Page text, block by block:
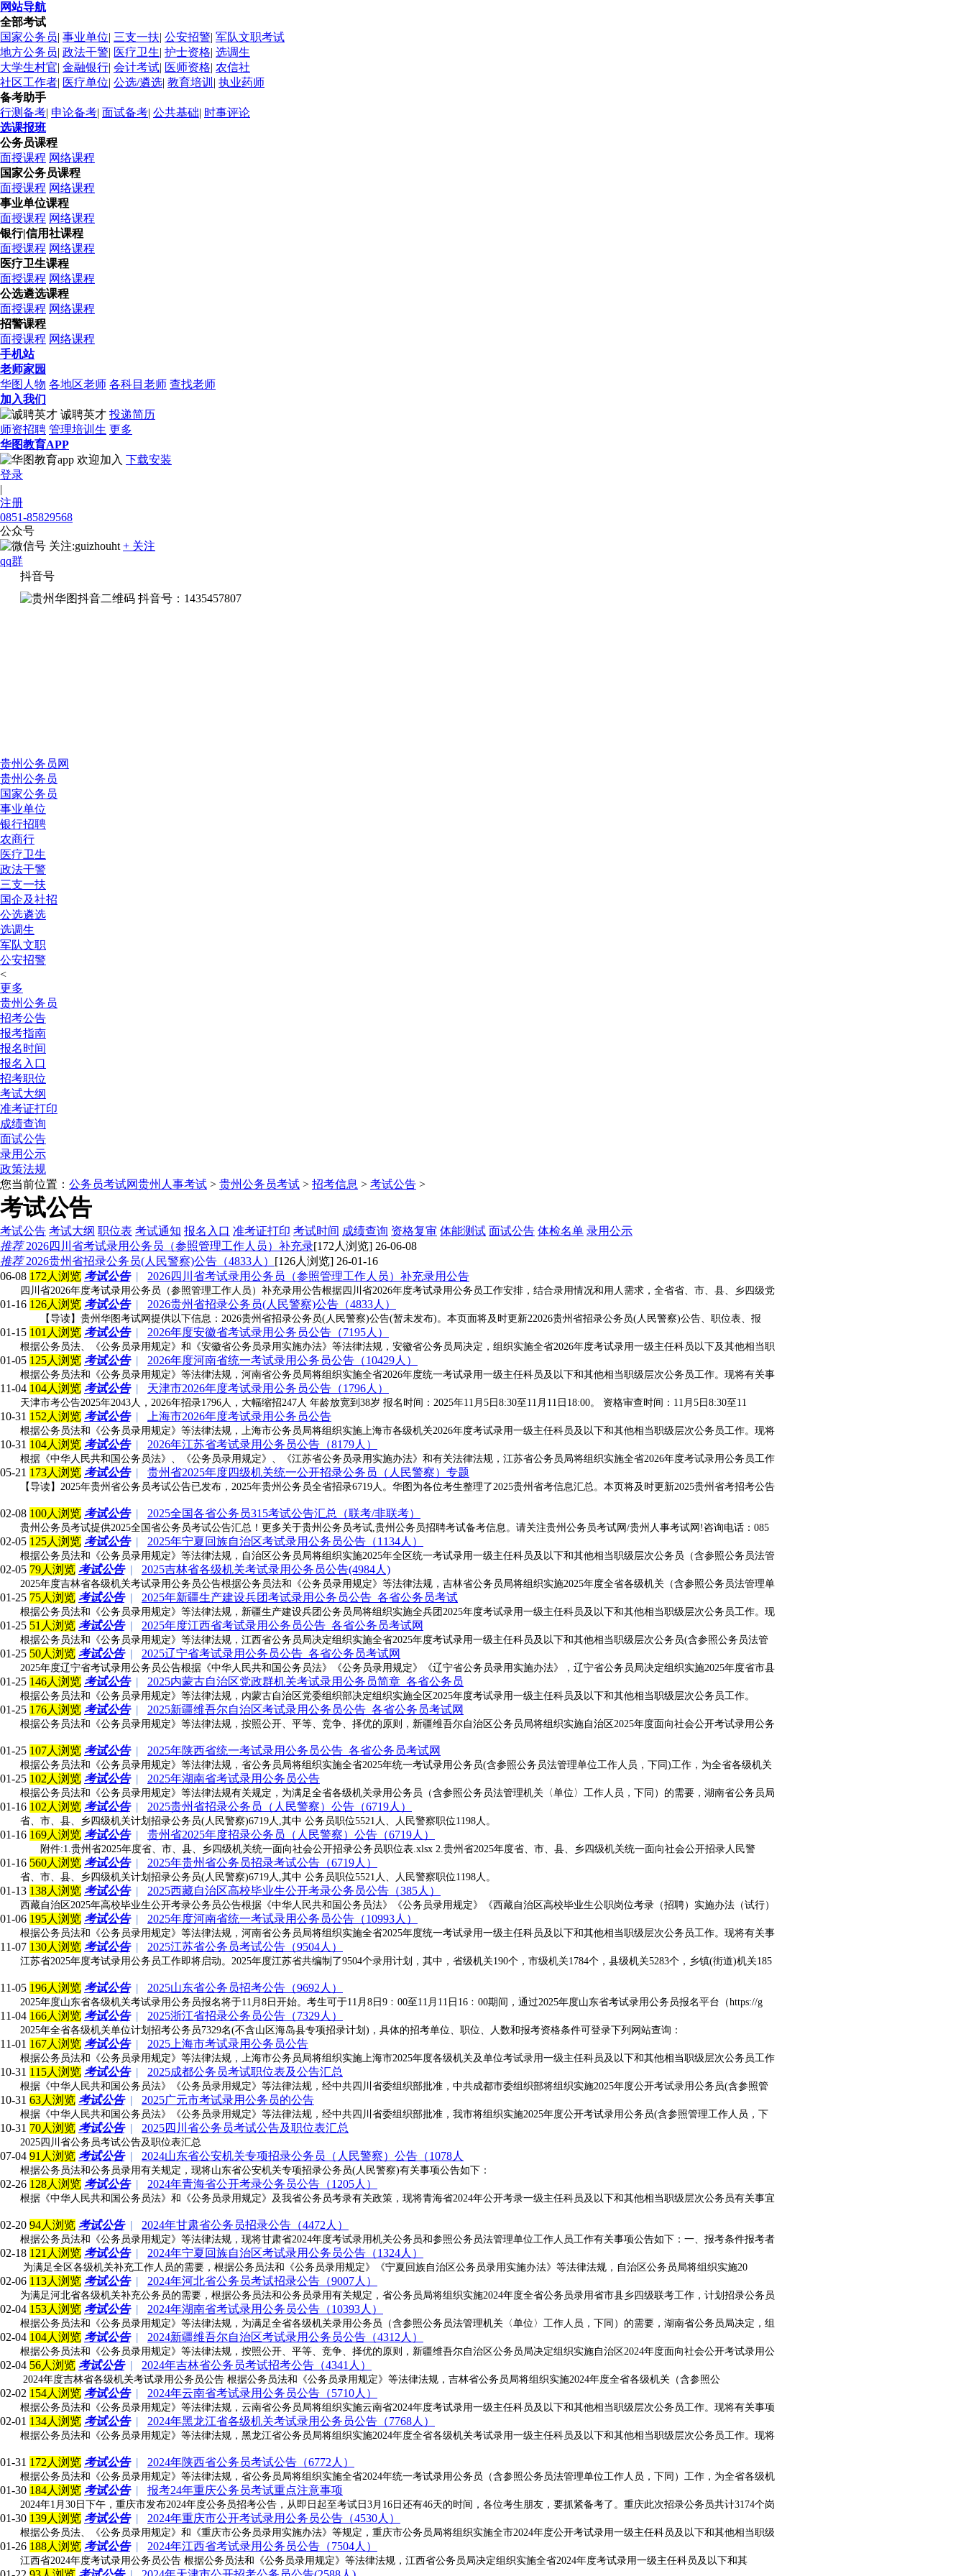
网站导航
全部考试
国家公务员| 事业单位| 三支一扶| 公安招警| 军队文职考试
地方公务员| 政法干警| 医疗卫生| 护士资格| 选调生
大学生村官| 金融银行| 会计考试| 医师资格| 农信社
社区工作者| 医疗单位| 公选/遴选| 教育培训 | 执业药师
备考助手
行测备考| 申论备考| 面试备考| 公共基础| 时事评论
选课报班
公务员课程
面授课程 网络课程
国家公务员课程
面授课程 网络课程
事业单位课程
面授课程 网络课程
银行|信用社课程
面授课程 网络课程
医疗卫生课程
面授课程 网络课程
公选遴选课程
面授课程 网络课程
招警课程
面授课程 网络课程
手机站
老师家园
华图人物 各地区老师 各科目老师 查找老师
加入我们
诚聘英才 投递简历
师资招聘 管理培训生 更多
华图教育APP
欢迎加入 下载安装
登录
|
注册
0851-85829568
公众号
关注:guizhouht + 关注
qq群
抖音号
抖音号：1435457807
贵州公务员网
贵州公务员
国家公务员
事业单位
银行招聘
农商行
医疗卫生
政法干警
三支一扶
国企及社招
公选遴选
选调生
军队文职
公安招警
<
更多
贵州公务员
招考公告
报考指南
报名时间
报名入口
招考职位
考试大纲
准考证打印
成绩查询
面试公告
录用公示
政策法规
您当前位置： 公务员考试网贵州人事考试 > 贵州公务员考试 > 招考信息 > 考试公告 >
考试公告
考试公告 考试大纲 职位表 考试通知 报名入口 准考证打印 考试时间 成绩查询 资格复审 体能测试 面试公告 体检名单 录用公示
推荐2026四川省考试录用公务员（参照管理工作人员）补充录[172人浏览] 26-06-08
推荐2026贵州省招录公务员(人民警察)公告（4833人） [126人浏览] 26-01-16
06-08 172人浏览 考试公告| 2026四川省考试录用公务员（参照管理工作人员）补充录用公告
四川省2026年度考试录用公务员（参照管理工作人员）补充录用公告根据四川省2026年度考试录用公务员工作安排，结合录用情况和用人需求，全省省、市、县、乡四级党
01-16 126人浏览 考试公告| 2026贵州省招录公务员(人民警察)公告（4833人）
【导读】贵州华图考试网提供以下信息：2026贵州省招录公务员(人民警察)公告(暂未发布)。本页面将及时更新22026贵州省招录公务员(人民警察)公告、职位表、报
01-15 101人浏览 考试公告| 2026年度安徽省考试录用公务员公告（7195人）
根据公务员法、《公务员录用规定》和《安徽省公务员录用实施办法》等法律法规，安徽省公务员局决定，组织实施全省2026年度考试录用一级主任科员以下及其他相当职
01-05 125人浏览 考试公告| 2026年度河南省统一考试录用公务员公告（10429人）
根据公务员法和《公务员录用规定》等法律法规，河南省公务员局将组织实施全省2026年度统一考试录用一级主任科员及以下和其他相当职级层次公务员工作。现将有关事
11-04 104人浏览 考试公告| 天津市2026年度考试录用公务员公告（1796人）
天津市考公告2025年2043人，2026年招录1796人，大幅缩招247人 年龄放宽到38岁 报名时间：2025年11月5日8:30至11月11日18:00。 资格审查时间：11月5日8:30至11
10-31 152人浏览 考试公告| 上海市2026年度考试录用公务员公告
根据公务员法和《公务员录用规定》等法律法规，上海市公务员局将组织实施上海市各级机关2026年度考试录用一级主任科员及以下和其他相当职级层次公务员工作。现将
10-31 104人浏览 考试公告| 2026年江苏省考试录用公务员公告（8179人）
根据《中华人民共和国公务员法》、《公务员录用规定》、《江苏省公务员录用实施办法》和有关法律法规，江苏省公务员局将组织实施全省2026年度考试录用公务员工作
05-21 173人浏览 考试公告| 贵州省2025年度四级机关统一公开招录公务员（人民警察）专题
【导读】2025年贵州省公务员考试公告已发布，2025年贵州公务员全省招录6719人。华图为各位考生整理了2025贵州省考信息汇总。本页将及时更新2025贵州省考招考公告
02-08 100人浏览 考试公告| 2025全国各省公务员315考试公告汇总（联考/非联考）
贵州公务员考试提供2025全国省公务员考试公告汇总！更多关于贵州公务员考试,贵州公务员招聘考试备考信息。请关注贵州公务员考试网/贵州人事考试网!咨询电话：085
02-05 125人浏览 考试公告| 2025年宁夏回族自治区考试录用公务员公告（1134人）
根据公务员法和《公务员录用规定》等法律法规，自治区公务员局将组织实施2025年全区统一考试录用一级主任科员及以下和其他相当职级层次公务员（含参照公务员法管
02-05 79人浏览 考试公告| 2025吉林省各级机关考试录用公务员公告(4984人)
2025年度吉林省各级机关考试录用公务员公告根据公务员法和《公务员录用规定》等法律法规，吉林省公务员局将组织实施2025年度全省各级机关（含参照公务员法管理单
01-25 75人浏览 考试公告| 2025年新疆生产建设兵团考试录用公务员公告_各省公务员考试
根据公务员法和《公务员录用规定》等法律法规，新疆生产建设兵团公务员局将组织实施全兵团2025年度考试录用一级主任科员及以下和其他相当职级层次公务员工作。现
01-25 51人浏览 考试公告| 2025年度江西省考试录用公务员公告_各省公务员考试网
根据公务员法和《公务员录用规定》等法律法规，江西省公务员局决定组织实施全省2025年度考试录用一级主任科员及以下和其他相当职级层次公务员(含参照公务员法管
01-25 50人浏览 考试公告| 2025辽宁省考试录用公务员公告_各省公务员考试网
2025年度辽宁省考试录用公务员公告根据《中华人民共和国公务员法》《公务员录用规定》《辽宁省公务员录用实施办法》，辽宁省公务员局决定组织实施2025年度省市县
01-25 146人浏览 考试公告| 2025内蒙古自治区党政群机关考试录用公务员简章_各省公务员
根据公务员法和《公务员录用规定》等法律法规，内蒙古自治区党委组织部决定组织实施全区2025年度考试录用一级主任科员及以下和其他相当职级层次公务员工作。
01-25 176人浏览 考试公告| 2025新疆维吾尔自治区考试录用公务员公告_各省公务员考试网
根据公务员法和《公务员录用规定》等法律法规，按照公开、平等、竞争、择优的原则，新疆维吾尔自治区公务员局将组织实施自治区2025年度面向社会公开考试录用公务
01-25 107人浏览 考试公告| 2025年陕西省统一考试录用公务员公告_各省公务员考试网
根据公务员法和《公务员录用规定》等法律法规，省公务员局将组织实施全省2025年统一考试录用公务员(含参照公务员法管理单位工作人员，下同)工作，为全省各级机关
01-25 102人浏览 考试公告| 2025年湖南省考试录用公务员公告
根据公务员法和《公务员录用规定》等法律法规有关规定，为满足全省各级机关录用公务员（含参照公务员法管理机关〈单位〉工作人员，下同）的需要，湖南省公务员局
01-16 102人浏览 考试公告| 2025贵州省招录公务员（人民警察）公告（6719人）
省、市、县、乡四级机关计划招录公务员(人民警察)6719人,其中 公务员职位5521人、人民警察职位1198人。
01-16 169人浏览 考试公告| 贵州省2025年度招录公务员（人民警察）公告（6719人）
附件:1.贵州省2025年度省、市、县、乡四级机关统一面向社会公开招录公务员职位表.xlsx 2.贵州省2025年度省、市、县、乡四级机关统一面向社会公开招录人民警
01-16 560人浏览 考试公告| 2025年贵州省公务员招录考试公告（6719人）
省、市、县、乡四级机关计划招录公务员(人民警察)6719人,其中 公务员职位5521人、人民警察职位1198人。
01-13 138人浏览 考试公告| 2025西藏自治区高校毕业生公开考录公务员公告（385人）
西藏自治区2025年高校毕业生公开考录公务员公告根据《中华人民共和国公务员法》《公务员录用规定》《西藏自治区高校毕业生公职岗位考录（招聘）实施办法（试行）
01-06 195人浏览 考试公告| 2025年度河南省统一考试录用公务员公告（10993人）
根据公务员法和《公务员录用规定》等法律法规，河南省公务员局将组织实施全省2025年度统一考试录用一级主任科员及以下和其他相当职级层次公务员工作。现将有关事
11-07 130人浏览 考试公告| 2025江苏省公务员考试公告（9504人）
江苏省2025年度考试录用公务员工作即将启动。2025年度江苏省共编制了9504个录用计划，其中，省级机关190个，市级机关1784个，县级机关5283个，乡镇(街道)机关185
11-05 196人浏览 考试公告| 2025山东省公务员招考公告（9692人）
2025年度山东省各级机关考试录用公务员报名将于11月8日开始。考生可于11月8日9﹕00至11月11日16﹕00期间，通过2025年度山东省考试录用公务员报名平台（https://g
11-04 166人浏览 考试公告| 2025浙江省招录公务员公告（7329人）
2025年全省各级机关单位计划招考公务员7329名(不含山区海岛县专项招录计划)，具体的招考单位、职位、人数和报考资格条件可登录下列网站查询：
11-01 167人浏览 考试公告| 2025上海市考试录用公务员公告
根据公务员法和《公务员录用规定》等法律法规，上海市公务员局将组织实施上海市2025年度各级机关及单位考试录用一级主任科员及以下和其他相当职级层次公务员工作
10-31 115人浏览 考试公告| 2025成都公务员考试职位表及公告汇总
根据《中华人民共和国公务员法》《公务员录用规定》等法律法规，经中共四川省委组织部批准，中共成都市委组织部将组织实施2025年度公开考试录用公务员(含参照管
10-31 63人浏览 考试公告| 2025广元市考试录用公务员的公告
根据《中华人民共和国公务员法》《公务员录用规定》等法律法规，经中共四川省委组织部批准，我市将组织实施2025年度公开考试录用公务员(含参照管理工作人员，下
10-31 70人浏览 考试公告| 2025四川省公务员考试公告及职位表汇总
2025四川省公务员考试公告及职位表汇总
07-04 91人浏览 考试公告| 2024山东省公安机关专项招录公务员（人民警察）公告（1078人
根据公务员法和公务员录用有关规定，现将山东省公安机关专项招录公务员(人民警察)有关事项公告如下：
02-26 128人浏览 考试公告| 2024年青海省公开考录公务员公告（1205人）
根据《中华人民共和国公务员法》和《公务员录用规定》及我省公务员考录有关政策，现将青海省2024年公开考录一级主任科员及以下和其他相当职级层次公务员有关事宜
02-20 94人浏览 考试公告| 2024年甘肃省公务员招录公告（4472人）
根据公务员法和《公务员录用规定》等法律法规，现将甘肃省2024年度考试录用机关公务员和参照公务员法管理单位工作人员工作有关事项公告如下：一、报考条件报考者
02-18 121人浏览 考试公告| 2024年宁夏回族自治区考试录用公务员公告（1324人）
为满足全区各级机关补充工作人员的需要，根据公务员法和《公务员录用规定》《宁夏回族自治区公务员录用实施办法》等法律法规，自治区公务员局将组织实施20
02-06 113人浏览 考试公告| 2024年河北省公务员考试招录公告（9007人）
为满足河北省各级机关补充公务员的需要，根据公务员法和公务员录用有关规定，省公务员局将组织实施2024年度全省公务员录用省市县乡四级联考工作，计划招录公务员
02-04 153人浏览 考试公告| 2024年湖南省考试录用公务员公告（10393人）
根据公务员法和《公务员录用规定》等法律法规，为满足全省各级机关录用公务员（含参照公务员法管理机关〈单位〉工作人员，下同）的需要，湖南省公务员局决定，组
02-04 104人浏览 考试公告| 2024新疆维吾尔自治区考试录用公务员公告（4312人）
根据公务员法和《公务员录用规定》等法律法规，按照公开、平等、竞争、择优的原则，新疆维吾尔自治区公务员局决定组织实施自治区2024年度面向社会公开考试录用公
02-04 56人浏览 考试公告| 2024年吉林省公务员考试招考公告（4341人）
2024年度吉林省各级机关考试录用公务员公告 根据公务员法和《公务员录用规定》等法律法规，吉林省公务员局将组织实施2024年度全省各级机关（含参照公
02-02 154人浏览 考试公告| 2024年云南省考试录用公务员公告（5710人）
根据公务员法和《公务员录用规定》等法律法规，云南省公务员局将组织实施云南省2024年度考试录用一级主任科员及以下和其他相当职级层次公务员工作。现将有关事项
02-01 134人浏览 考试公告| 2024年黑龙江省各级机关考试录用公务员公告（7768人）
根据公务员法和《公务员录用规定》等法律法规，黑龙江省公务员局将组织实施2024年度全省各级机关考试录用一级主任科员及以下和其他相当职级层次公务员工作。现将
01-31 172人浏览 考试公告| 2024年陕西省公务员考试公告（6772人）
根据公务员法和《公务员录用规定》等法律法规，省公务员局将组织实施全省2024年统一考试录用公务员（含参照公务员法管理单位工作人员，下同）工作，为全省各级机
01-30 184人浏览 考试公告| 报考24年重庆公务员考试重点注意事项
2024年1月30日下午，重庆市发布2024年度公务员招考公告，从即日起至考试日3月16日还有46天的时间，各位考生朋友，要抓紧备考了。重庆此次招录公务员共计3174个岗
01-30 139人浏览 考试公告| 2024年重庆市公开考试录用公务员公告（4530人）
根据公务员法、《公务员录用规定》和《重庆市公务员录用实施办法》等规定，重庆市公务员局将组织实施全市2024年度公开考试录用一级主任科员及以下和其他相当职级
01-26 188人浏览 考试公告| 2024年江西省考试录用公务员公告（7504人）
江西省2024年度考试录用公务员公告 根据公务员法和《公务员录用规定》等法律法规，江西省公务员局决定组织实施全省2024年度考试录用一级主任科员及以下和其